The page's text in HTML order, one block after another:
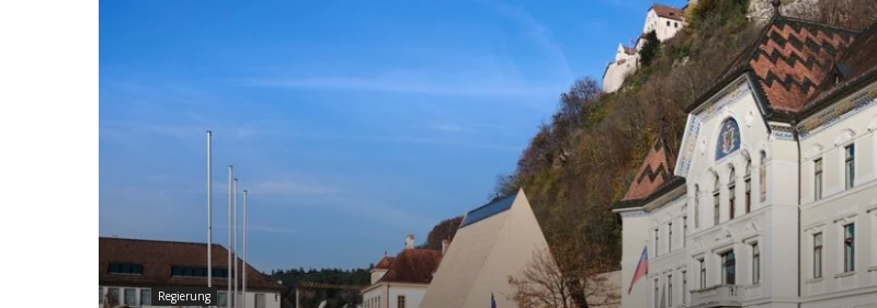
Regierung